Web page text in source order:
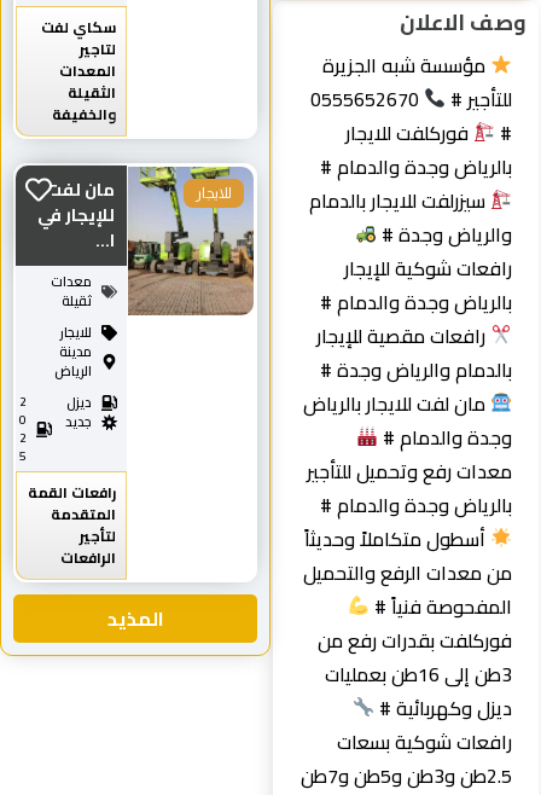
الاعلان
مؤسسة شبه الجزيرة
#
0555652670
فوركلفت للايجار
وجدة والدمام #
سيزرلفت للايجار بالدمام
وجدة #
شوكية للإيجار
وجدة والدمام #
رافعات مقصية للإيجار
والرياض وجدة #
مان لفت للايجار بالرياض
والدمام #
رفع وتحميل للتأجير
وجدة والدمام #
أسطول متكاملاً وحديثاً
معدات الرفع والتحميل
فنياً #
بقدرات رفع من
3طن إلى 16طن بعمليات
وكهربائية #
شوكية بسعات
2.5طن و3طن و5طن و7طن
المذيد
سكاي لفت
لتاجير
المعدات
الثقيلة
والخفيفة
مان لفت
للإيجار في
ا...
معدات
ثقيلة
للايجار
مدينة
الرياض
ديزل
جديد
0
2
رافعات القمة
المتقدمة
لتأجير
الرافعات
للايجار